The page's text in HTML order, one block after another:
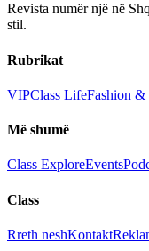
Revista numër një në
stil.
Rubrikat
VIPClass LifeFashion &
Më shumë
Class ExploreEvents
Class
Rreth neshKontakt